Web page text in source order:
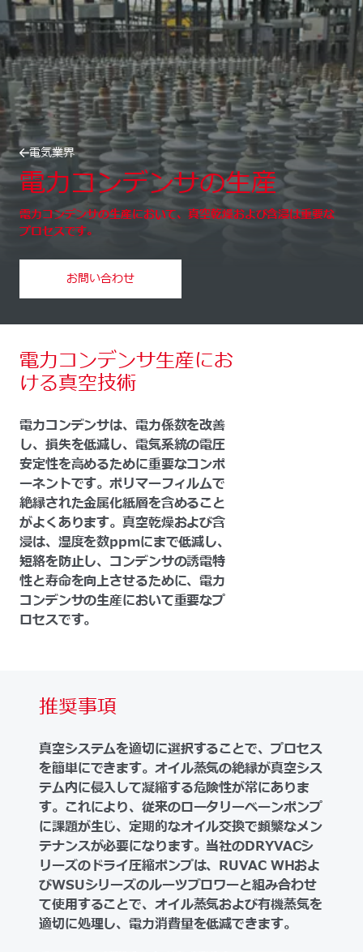
電気業界
電力コンデンサの生産
電力コンデンサの生産において、真空乾燥および含浸は重要な
プロセスです。
お問い合わせ
電力コンデンサ生産にお
ける真空技術
電力コンデンサは、電力係数を改善
し、損失を低減し、電気系統の電圧
安定性を高めるために重要なコンポ
ーネントです。ポリマーフィルムで
絶縁された金属化紙層を含めること
がよくあります。真空乾燥および含
浸は、湿度を数ppmにまで低減し、
短絡を防止し、コンデンサの誘電特
性と寿命を向上させるために、電力
コンデンサの生産において重要なプ
ロセスです。
推奨事項
真空システムを適切に選択することで、プロセス
を簡単にできます。オイル蒸気の絶縁が真空シス
テム内に侵入して凝縮する危険性が常にありま
す。これにより、従来のロータリーベーンポンプ
に課題が生じ、定期的なオイル交換で頻繁なメン
テナンスが必要になります。当社のDRYVACシ
リーズのドライ圧縮ポンプは、RUVAC WHおよ
びWSUシリーズのルーツブロワーと組み合わせ
て使用することで、オイル蒸気および有機蒸気を
適切に処理し、電力消費量を低減できます。